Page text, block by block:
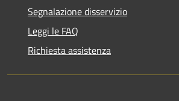
Segnalazione disservizio
Leggi le FAQ
Richiesta assistenza